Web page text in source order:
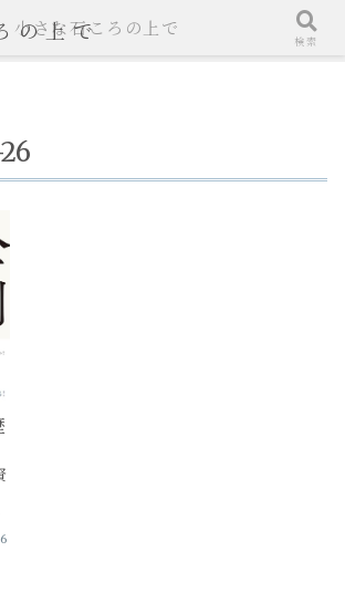
の上で
小さな石ころの上で
検索